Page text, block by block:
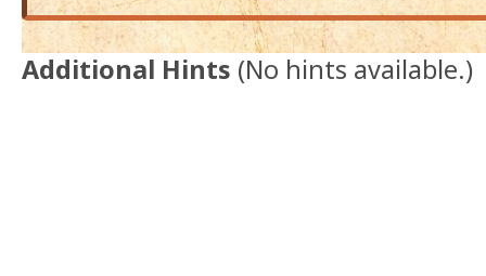
Additional Hints (No hints available.)